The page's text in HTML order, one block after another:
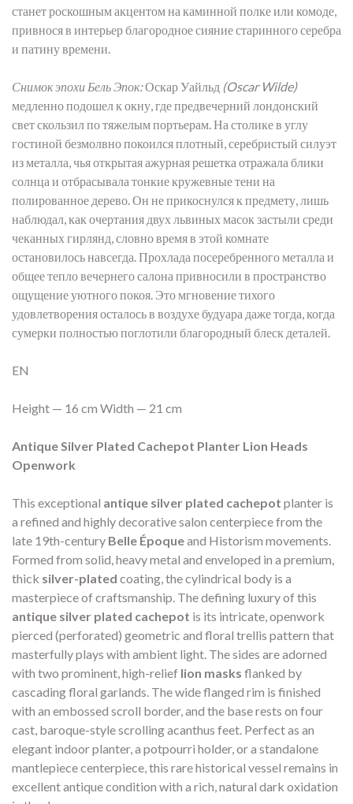
станет роскошным акцентом на каминной полке или комоде,
привнося в интерьер благородное сияние старинного серебра
и патину времени.
Снимок эпохи Бель Эпок:Оскар Уайльд (Oscar Wilde)
медленно подошел к окну, где предвечерний лондонский
свет скользил по тяжелым портьерам. На столике в углу
гостиной безмолвно покоился плотный, серебристый силуэт
из металла, чья открытая ажурная решетка отражала блики
солнца и отбрасывала тонкие кружевные тени на
полированное дерево. Он не прикоснулся к предмету, лишь
наблюдал, как очертания двух львиных масок застыли среди
чеканных гирлянд, словно время в этой комнате
остановилось навсегда. Прохлада посеребренного металла и
общее тепло вечернего салона привносили в пространство
ощущение уютного покоя. Это мгновение тихого
удовлетворения осталось в воздухе будуара даже тогда, когда
сумерки полностью поглотили благородный блеск деталей.
EN
Height — 16 cm Width — 21 cm
Antique Silver Plated Cachepot Planter Lion Heads
Openwork
This exceptional antique silver plated cachepot planter is
a refined and highly decorative salon centerpiece from the
late 19th-century Belle Époqueand Historism movements.
Formed from solid, heavy metal and enveloped in a premium,
thick silver-plated coating, the cylindrical body is a
masterpiece of craftsmanship. The defining luxury of this
antique silver plated cachepot is its intricate, openwork
pierced (perforated) geometric and floral trellis pattern that
masterfully plays with ambient light. The sides are adorned
with two prominent, high-relief lion masks flanked by
cascading floral garlands. The wide flanged rim is finished
with an embossed scroll border, and the base rests on four
cast, baroque-style scrolling acanthus feet. Perfect as an
elegant indoor planter, a potpourri holder, or a standalone
mantlepiece centerpiece, this rare historical vessel remains in
excellent antique condition with a rich, natural dark oxidation